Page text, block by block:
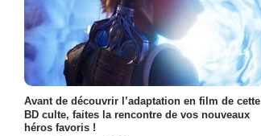
Avant de découvrir l’adaptation en film de cette
BD culte, faites la rencontre de vos nouveaux
héros favoris !